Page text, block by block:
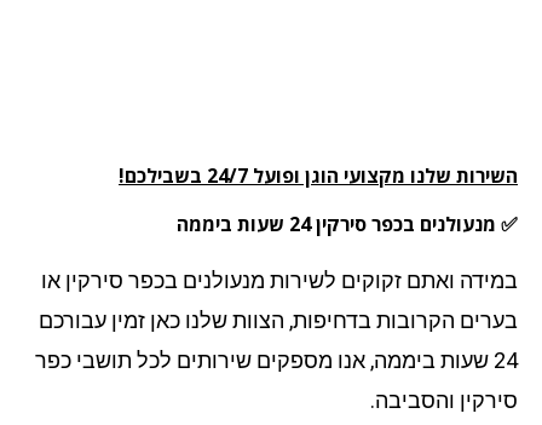
שלנו מקצועי הוגן ופועל 24/7 בשבילכם!
בכפר סירקין 24 שעות ביממה
ואתם זקוקים לשירות מנעולנים בכפר סירקין או
הקרובות בדחיפות, הצוות שלנו כאן זמין עבורכם
24 שעות ביממה, אנו מספקים שירותים לכל תושבי כפר
והסביבה.